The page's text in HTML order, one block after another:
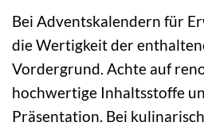
Bei Adventskalendern für
die Wertigkeit der
Vordergrund. Achte auf
hochwertige Inhaltsstoffe
Präsentation. Bei